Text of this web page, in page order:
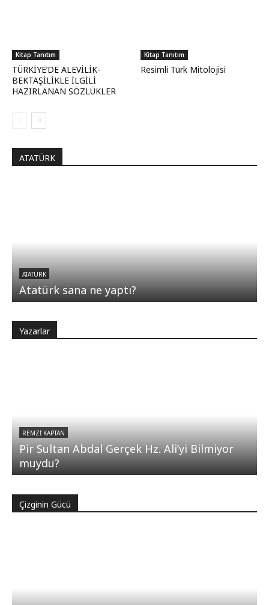
Kitap Tanıtım
TÜRKİYE’DE ALEVİLİK-
BEKTAŞİLİKLE İLGİLİ
HAZIRLANAN SÖZLÜKLER
Kitap Tanıtım
Resimli Türk Mitolojisi
ATATÜRK
ATATÜRK
Atatürk sana ne yaptı?
Yazarlar
REMZI KAPTAN
Pir Sultan Abdal Gerçek Hz. Ali’yi Bilmiyor
muydu?
Çizginin Gücü